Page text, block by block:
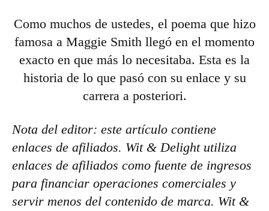
Como muchos de ustedes, el poema que hizo
famosa a Maggie Smith llegó en el momento
exacto en que más lo necesitaba. Esta es la
historia de lo que pasó con su enlace y su
carrera a posteriori.
Nota del editor: este artículo contiene
enlaces de afiliados. Wit & Delight utiliza
enlaces de afiliados como fuente de ingresos
para financiar operaciones comerciales y
servir menos del contenido de marca. Wit &